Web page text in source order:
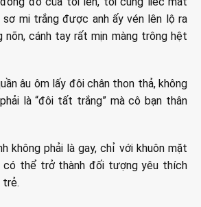
sơ mi trắng được anh ấy vén lên lộ ra
cánh tay rất mịn màng trông hệt
âu ôm lấy đôi chân thon thả, không
là “đôi tất trắng” mà cô bạn thân
không phải là gay, chỉ với khuôn mặt
có thể trở thành đối tượng yêu thích
trẻ.